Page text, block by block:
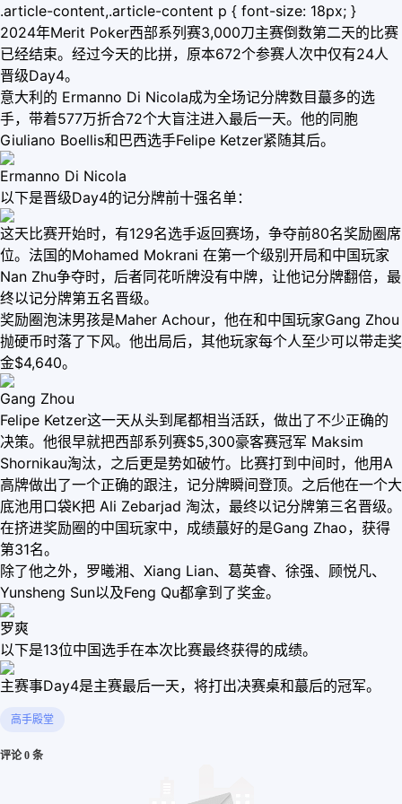
.article-content,.article-content p { font-size: 18px; }
2024年Merit Poker西部系列赛3,000刀主赛倒数第二天的比赛
已经结束。经过今天的比拼，原本672个参赛人次中仅有24人
晋级Day4。
意大利的 Ermanno Di Nicola成为全场记分牌数目蕞多的选
手，带着577万折合72个大盲注进入最后一天。他的同胞
Giuliano Boellis和巴西选手Felipe Ketzer紧随其后。
Ermanno Di Nicola
以下是晋级Day4的记分牌前十强名单：
这天比赛开始时，有129名选手返回赛场，争夺前80名奖励圈席
位。法国的Mohamed Mokrani 在第一个级别开局和中国玩家
Nan Zhu争夺时，后者同花听牌没有中牌，让他记分牌翻倍，最
终以记分牌第五名晋级。
奖励圈泡沫男孩是Maher Achour，他在和中国玩家Gang Zhou
抛硬币时落了下风。他出局后，其他玩家每个人至少可以带走奖
金$4,640。
Gang Zhou
Felipe Ketzer这一天从头到尾都相当活跃，做出了不少正确的
决策。他很早就把西部系列赛$5,300豪客赛冠军 Maksim
Shornikau淘汰，之后更是势如破竹。比赛打到中间时，他用A
高牌做出了一个正确的跟注，记分牌瞬间登顶。之后他在一个大
底池用口袋K把 Ali Zebarjad 淘汰，最终以记分牌第三名晋级。
在挤进奖励圈的中国玩家中，成绩蕞好的是Gang Zhao，获得
第31名。
除了他之外，罗曦湘、Xiang Lian、葛英睿、徐强、顾悦凡、
Yunsheng Sun以及Feng Qu都拿到了奖金。
罗爽
以下是13位中国选手在本次比赛最终获得的成绩。
主赛事Day4是主赛最后一天，将打出决赛桌和蕞后的冠军。
高手殿堂
评论 0 条